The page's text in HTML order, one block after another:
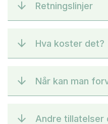
Retningslinjer
Hva koster det?
Når kan man
Andre tillatelser